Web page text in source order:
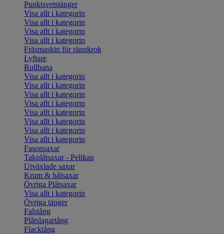
Punktsvetstänger
Visa allt i kategorin
Visa allt i kategorin
Visa allt i kategorin
Visa allt i kategorin
Fräsmaskin för rännkrok
Lyftare
Rullbana
Visa allt i kategorin
Visa allt i kategorin
Visa allt i kategorin
Visa allt i kategorin
Visa allt i kategorin
Visa allt i kategorin
Visa allt i kategorin
Visa allt i kategorin
Fasonsaxar
Takplåtsaxar - Pelikan
Utväxlade saxar
Krum & hålsaxar
Övriga Plåtsaxar
Visa allt i kategorin
Övriga tänger
Falstång
Plåtslagartång
Flacktång